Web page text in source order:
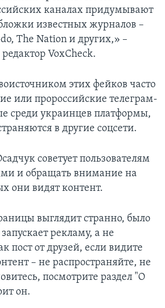
каналах придумывают
известных журналов –
The Nation и других,» –
VoxCheck.
этих фейков часто
или пророссийские телеграм-
среди украинцев платформы,
в другие соцсети.
советует пользователям
и обращать внимание на
они видят контент.
выглядит странно, было
рекламу, а не
пост от друзей, если видите
– не распространяйте, не
посмотрите раздел "О
он.